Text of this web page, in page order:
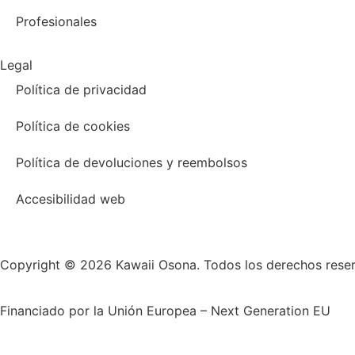
Profesionales
Legal
Política de privacidad
Política de cookies
Política de devoluciones y reembolsos
Accesibilidad web
Copyright © 2026 Kawaii Osona. Todos los derechos
Financiado por la Unión Europea – Next Generation EU